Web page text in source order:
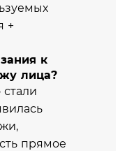
+
к
лица?
стали
прямое